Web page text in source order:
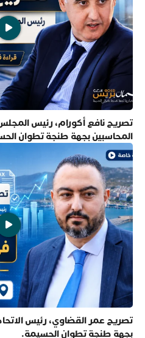
تصريح نافع أكورام، رئيس المجلس
المحاسبين بجهة طنجة تطوان
تصريح عمر القضاوي، رئيس
بجهة طنجة تطوان الحسيمة.